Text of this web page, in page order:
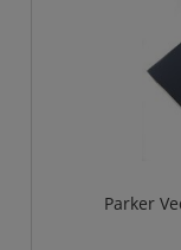
Parker